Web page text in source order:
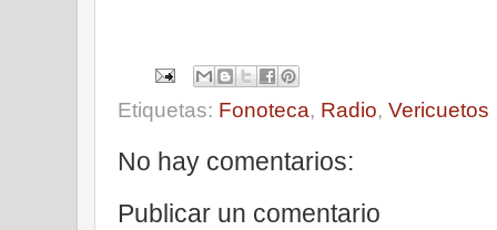
Etiquetas: Fonoteca, Radio, Vericuetos
No hay comentarios:
Publicar un comentario